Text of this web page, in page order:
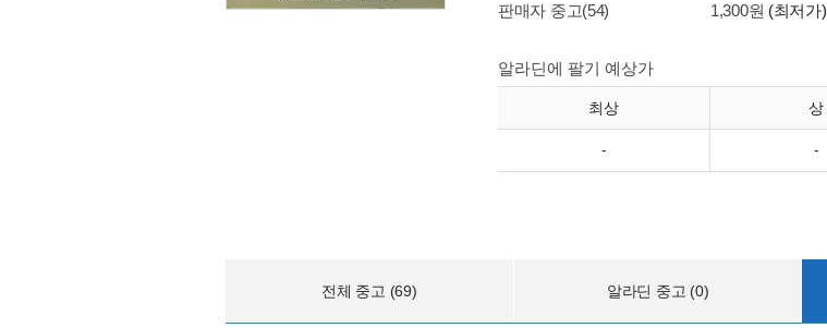
판매자 중고(54)
1,300원 (최저가)
알라딘에 팔기 예상가
최상 상
- -
전체 중고 (69) 알라딘 중고 (0)